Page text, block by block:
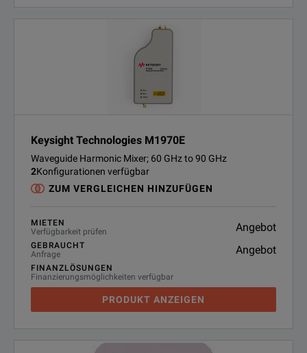
Keysight Technologies M1970E
Waveguide Harmonic Mixer; 60 GHz to 90 GHz
2Konfigurationen verfügbar
ZUM VERGLEICHEN HINZUFÜGEN
MIETEN
Verfügbarkeit prüfen
Angebot
GEBRAUCHT
Anfrage
Angebot
FINANZLÖSUNGEN
Finanzierungsmöglichkeiten verfügbar
PRODUKT ANZEIGEN